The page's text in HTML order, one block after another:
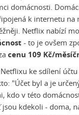
domácnosti.
k internetu na
Netflix nabízí
- to je ovšem
cenu 109 Kč/
ke sdílení účtu
"Účet byl a je
kdo v této
kdekoli - doma,